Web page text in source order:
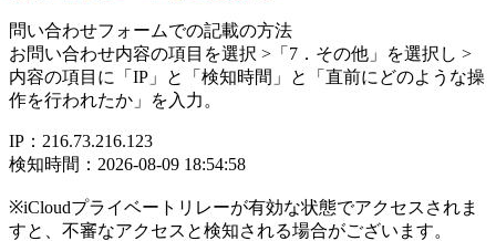
問い合わせフォームでの記載の方法
お問い合わせ内容の項目を選択 >「7．その他」を選択し >
内容の項目に「IP」と「検知時間」と「直前にどのような操
作を行われたか」を入力。
IP：216.73.216.123
検知時間：2026-08-09 18:54:58
※iCloudプライベートリレーが有効な状態でアクセスされま
すと、不審なアクセスと検知される場合がございます。